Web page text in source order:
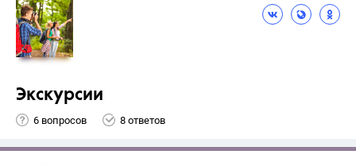
Экскурсии
6 вопросов 8 ответов